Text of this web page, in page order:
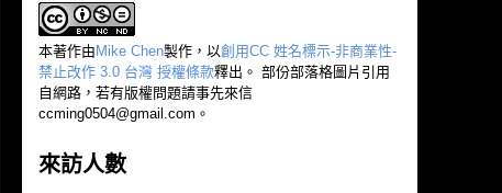
本著作由 Mike Chen製作，以創用CC 姓名標示-非商業性-
禁止改作 3.0 台灣 授權條款釋出。 部份部落格圖片引用
自網路，若有版權問題請事先來信
ccming0504@gmail.com 。
來訪人數